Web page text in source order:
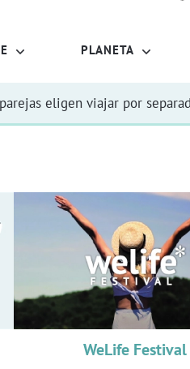
PLANETA
eligen viajar por
WeLife Festival